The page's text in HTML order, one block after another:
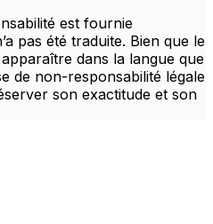
est fournie
pas été traduite. Bien que le
dans la langue que
de non-responsabilité légale
son exactitude et son